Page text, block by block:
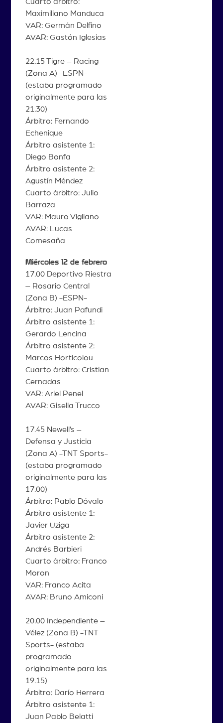
Maximiliano Manduca
VAR: Germán Delfino
AVAR: Gastón Iglesias
22.15 Tigre – Racing
(Zona A) -ESPN-
(estaba programado
originalmente para las
21.30)
Árbitro: Fernando
Echenique
Árbitro asistente 1:
Diego Bonfa
Árbitro asistente 2:
Agustín Méndez
Cuarto árbitro: Julio
Barraza
VAR: Mauro Vigliano
AVAR: Lucas
Comesaña
Miércoles 12 de febrero
17.00 Deportivo Riestra
– Rosario Central
(Zona B) -ESPN-
Árbitro: Juan Pafundi
Árbitro asistente 1:
Gerardo Lencina
Árbitro asistente 2:
Marcos Horticolou
Cuarto árbitro: Cristian
Cernadas
VAR: Ariel Penel
AVAR: Gisella Trucco
17.45 Newell’s –
Defensa y Justicia
(Zona A) -TNT Sports-
(estaba programado
originalmente para las
17.00)
Árbitro: Pablo Dóvalo
Árbitro asistente 1:
Javier Uziga
Árbitro asistente 2:
Andrés Barbieri
Cuarto árbitro: Franco
Moron
VAR: Franco Acita
AVAR: Bruno Amiconi
20.00 Independiente –
Vélez (Zona B) -TNT
Sports- (estaba
programado
originalmente para las
19.15)
Árbitro: Darío Herrera
Árbitro asistente 1:
Juan Pablo Belatti